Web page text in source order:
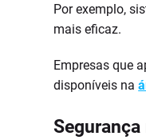
Por exemplo,
mais eficaz.
Empresas que
disponíveis na